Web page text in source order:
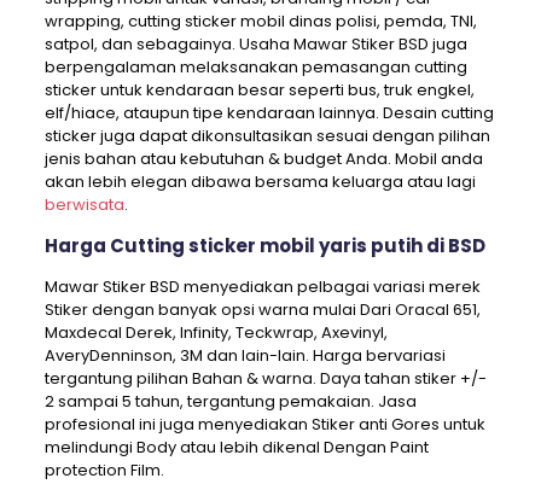
wrapping, cutting sticker mobil dinas polisi, pemda, TNI,
satpol, dan sebagainya. Usaha Mawar Stiker BSD juga
berpengalaman melaksanakan pemasangan cutting
sticker untuk kendaraan besar seperti bus, truk engkel,
elf/hiace, ataupun tipe kendaraan lainnya. Desain cutting
sticker juga dapat dikonsultasikan sesuai dengan pilihan
jenis bahan atau kebutuhan & budget Anda. Mobil anda
akan lebih elegan dibawa bersama keluarga atau lagi
berwisata.
Harga Cutting sticker mobil yaris putih di BSD
Mawar Stiker BSD menyediakan pelbagai variasi merek
Stiker dengan banyak opsi warna mulai Dari Oracal 651,
Maxdecal Derek, Infinity, Teckwrap, Axevinyl,
AveryDenninson, 3M dan lain-lain. Harga bervariasi
tergantung pilihan Bahan & warna. Daya tahan stiker +/-
2 sampai 5 tahun, tergantung pemakaian. Jasa
profesional ini juga menyediakan Stiker anti Gores untuk
melindungi Body atau lebih dikenal Dengan Paint
protection Film.